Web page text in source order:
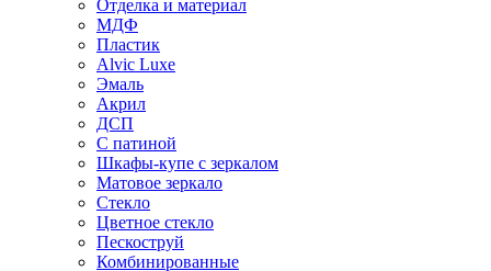
Отделка и материал
МДФ
Пластик
Alvic Luxe
Эмаль
Акрил
ДСП
С патиной
Шкафы-купе с зеркалом
Матовое зеркало
Стекло
Цветное стекло
Пескоструй
Комбинированные